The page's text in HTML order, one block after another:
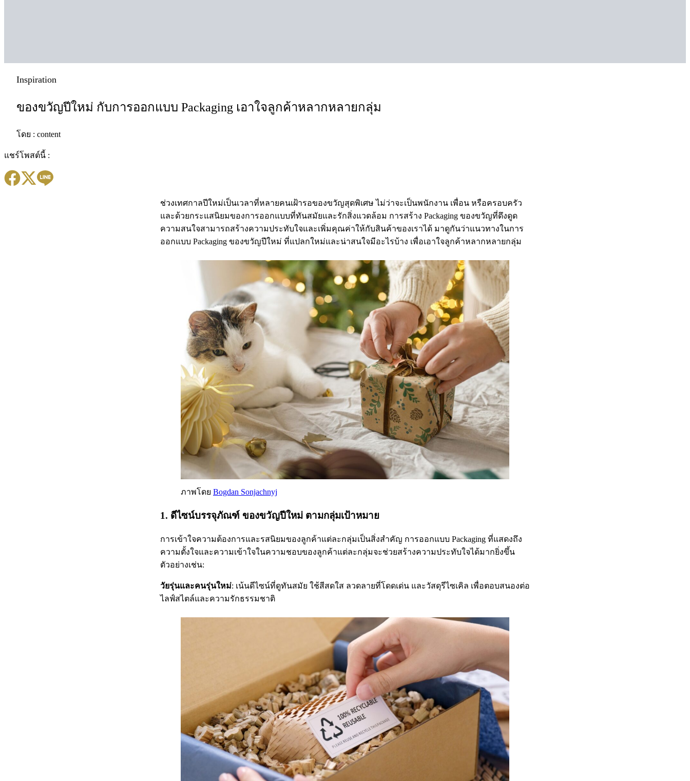
Inspiration
ของขวัญปีใหม่ กับการออกแบบ Packaging เอาใจลูกค้าหลากหลายกลุ่ม
โดย : content
แชร์โพสต์นี้ :
ช่วงเทศกาลปีใหม่เป็นเวลาที่หลายคนเฝ้ารอของขวัญสุดพิเศษ ไม่ว่าจะเป็นพนักงาน เพื่อน หรือครอบครัว
และด้วยกระแสนิยมของการออกแบบที่ทันสมัยและรักสิ่งแวดล้อม การสร้าง Packaging ของขวัญที่ดึงดูด
ความสนใจสามารถสร้างความประทับใจและเพิ่มคุณค่าให้กับสินค้าของเราได้ มาดูกันว่าแนวทางในการ
ออกแบบ Packaging ของขวัญปีใหม่ ที่แปลกใหม่และน่าสนใจมีอะไรบ้าง เพื่อเอาใจลูกค้าหลากหลายกลุ่ม
ภาพโดย Bogdan Sonjachnyj
1. ดีไซน์บรรจุภัณฑ์ ของขวัญปีใหม่ ตามกลุ่มเป้าหมาย
การเข้าใจความต้องการและรสนิยมของลูกค้าแต่ละกลุ่มเป็นสิ่งสำคัญ การออกแบบ Packaging ที่แสดงถึง
ความตั้งใจและความเข้าใจในความชอบของลูกค้าแต่ละกลุ่มจะช่วยสร้างความประทับใจได้มากยิ่งขึ้น
ตัวอย่างเช่น:
วัยรุ่นและคนรุ่นใหม่: เน้นดีไซน์ที่ดูทันสมัย ใช้สีสดใส ลวดลายที่โดดเด่น และวัสดุรีไซเคิล เพื่อตอบสนองต่อ
ไลฟ์สไตล์และความรักธรรมชาติ